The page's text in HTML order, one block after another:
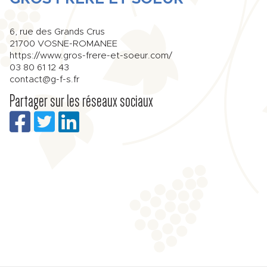
6, rue des Grands Crus
21700 VOSNE-ROMANEE
https://www.gros-frere-et-soeur.com/
03 80 61 12 43
contact@g-f-s.fr
Partager sur les réseaux sociaux